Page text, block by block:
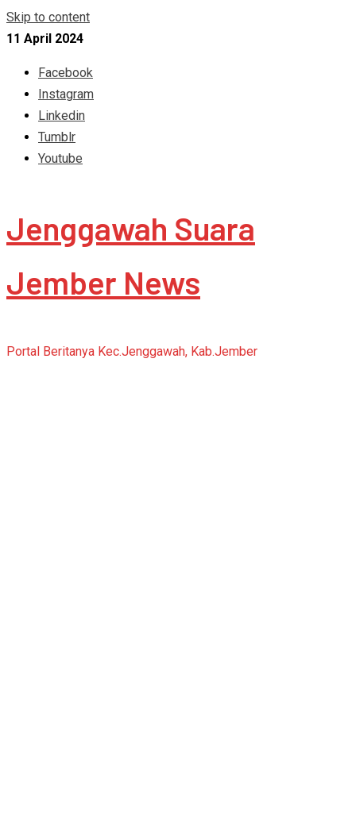
Skip to content
11 April 2024
Facebook
Instagram
Linkedin
Tumblr
Youtube
Jenggawah Suara
Jember News
Portal Beritanya Kec.Jenggawah, Kab.Jember